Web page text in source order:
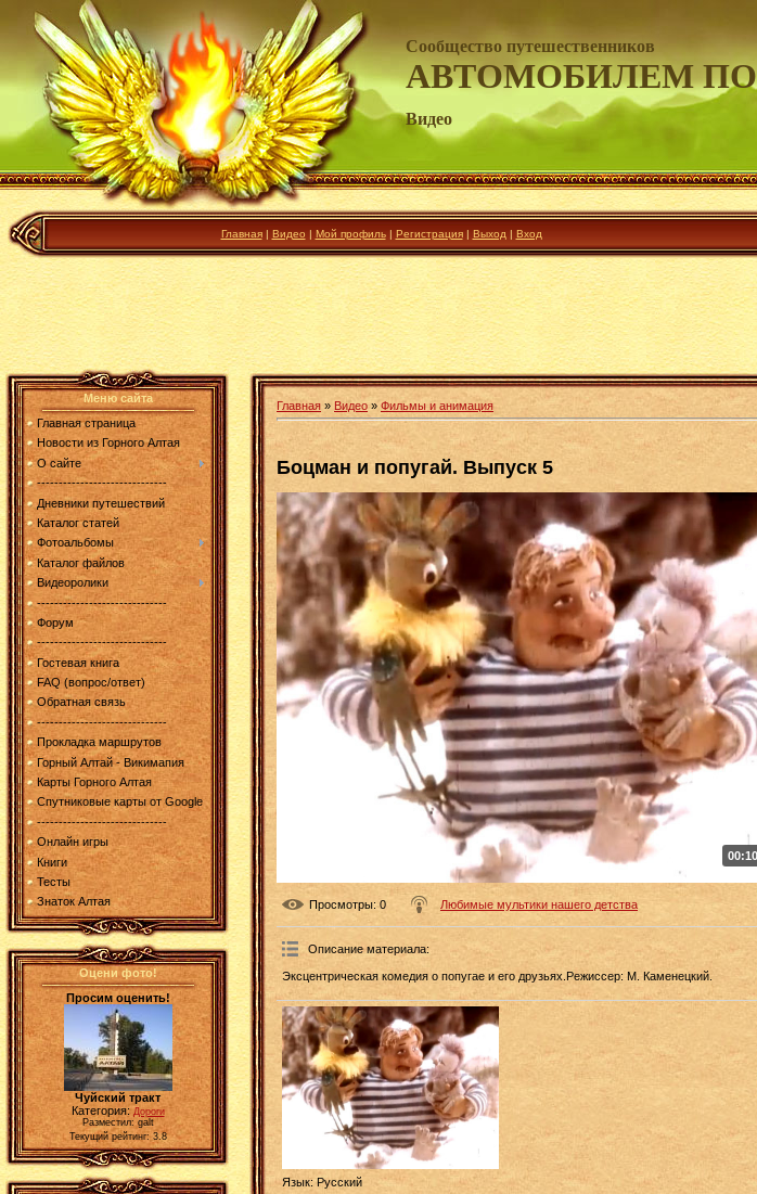
Сообщество путешественников
АВТОМОБИЛЕМ
Видео
Главная| Видео| Мой профиль| Регистрация| Выход | Вход
Меню сайта
Главная страница
Новости из Горного Алтая
О сайте
------------------------------
Дневники путешествий
Каталог статей
Фотоальбомы
Каталог файлов
Видеоролики
------------------------------
Форум
------------------------------
Гостевая книга
FAQ (вопрос/ответ)
Обратная связь
------------------------------
Прокладка маршрутов
Горный Алтай - Викимапия
Карты Горного Алтая
Спутниковые карты от Google
------------------------------
Онлайн игры
Книги
Тесты
Знаток Алтая
Оцени фото!
Просим оценить!
Чуйский тракт
Категория:Дороги
Разместил: galt
Текущий рейтинг: 3.8
Главная » Видео» Фильмы и анимация
Боцман и попугай. Выпуск 5
Просмотры: 0 Любимые мультики нашего детства
Описание материала:
Эксцентрическая комедия о попугае и его друзьях.Режиссер: М. Каменецкий.
Язык: Русский